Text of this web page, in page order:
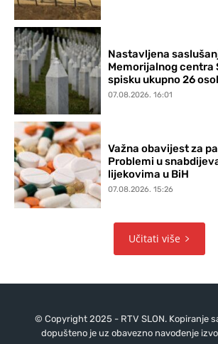
Nastavljena
Memorijalnog centra
spisku ukupno 26
07.08.2026. 16:01
Važna obavijest za
Problemi u
lijekovima u BiH
07.08.2026. 15:26
Učitati više
© Copyright 2025 - RTV SLON. Kopiranje
dopušteno je uz obavezno navođenje